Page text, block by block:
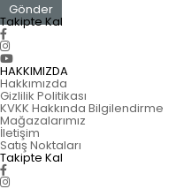
Gönder
Takipte Kal
HAKKIMIZDA
Hakkımızda
Gizlilik Politikası
KVKK Hakkında Bilgilendirme
Mağazalarımız
İletişim
Satış Noktaları
Takipte Kal